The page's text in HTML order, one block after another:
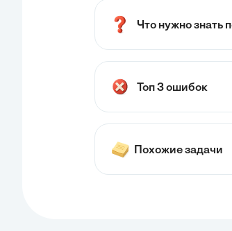
Что нужно знать
Топ 3 ошибок
Похожие задачи